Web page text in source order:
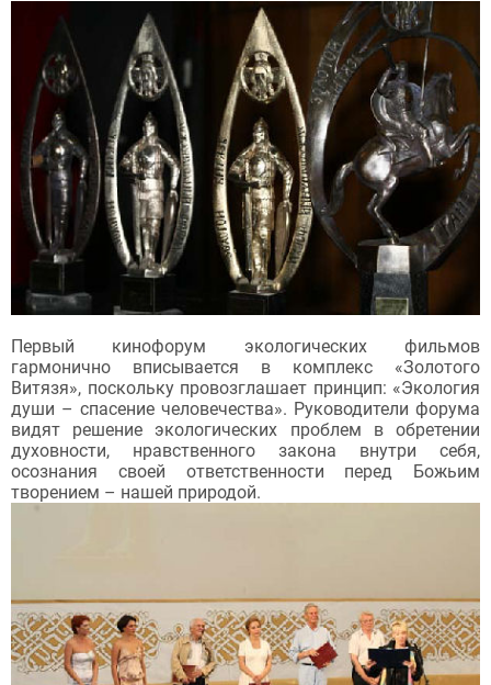
Первый кинофорум экологических фильмов
гармонично вписывается в комплекс «Золотого
Витязя», поскольку провозглашает принцип: «Экология
души – спасение человечества». Руководители форума
видят решение экологических проблем в обретении
духовности, нравственного закона внутри себя,
осознания своей ответственности перед Божьим
творением – нашей природой.